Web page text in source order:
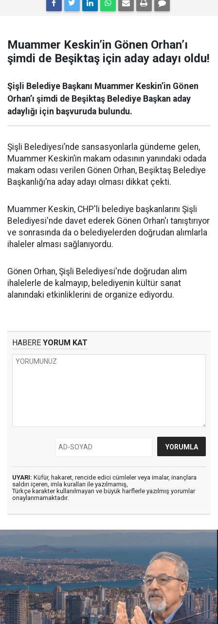
Muammer Keskin’in Gönen Orhan’ı
şimdi de Beşiktaş için aday adayı oldu!
Şişli Belediye Başkanı Muammer Keskin’in Gönen
Orhan’ı şimdi de Beşiktaş Belediye Başkan aday
adaylığı için başvuruda bulundu.
Şişli Belediyesi’nde sansasyonlarla gündeme gelen,
Muammer Keskin’in makam odasının yanındaki odada
makam odası verilen Gönen Orhan, Beşiktaş Belediye
Başkanlığı’na aday adayı olması dikkat çekti.
Muammer Keskin, CHP'li belediye başkanlarını Şişli
Belediyesi'nde davet ederek Gönen Orhan'ı tanıştırıyor
ve sonrasında da o belediyelerden doğrudan alımlarla
ihaleler alması sağlanıyordu.
Gönen Orhan, Şişli Belediyesi'nde doğrudan alım
ihalelerle de kalmayıp, belediyenin kültür sanat
alanındaki etkinliklerini de organize ediyordu.
HABERE YORUM KAT
UYARI: Küfür, hakaret, rencide edici cümleler veya imalar, inançlara
saldırı içeren, imla kuralları ile yazılmamış,
Türkçe karakter kullanılmayan ve büyük harflerle yazılmış yorumlar
onaylanmamaktadır.